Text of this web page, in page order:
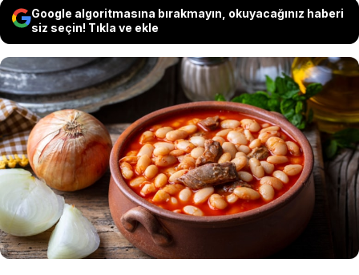
Google algoritmasına bırakmayın, okuyacağınız haberi
siz seçin! Tıkla ve ekle
Kuru fasulye, sofralarımızın vazgeçilmez
lezzetlerinden biridir ve yüksek protein içeriği ile
bilinse de bazı kişilerde gaz yapma sorununa yol
açabilir. Ancak Mardinliler doğru pişirme
yöntemleriyle bu sorunu kolayca çözüyor. İşte
kuru fasulyenin gaz yapmasını engellemek için
dikkat etmeniz gereken noktalar...